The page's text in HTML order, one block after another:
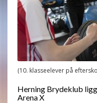
(10. klasseelever på
Herning Brydeklub
Arena X